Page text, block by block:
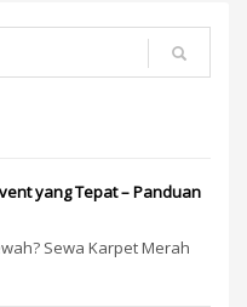
yang Tepat – Panduan
Sewa Karpet Merah